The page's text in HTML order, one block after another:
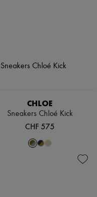
CHLOE
Sneakers Chloé Kick
CHF 575